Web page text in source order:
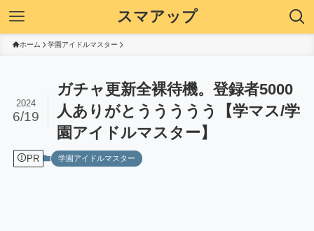
スマアップ
ホーム 学園アイドルマスター
ガチャ更新全裸待機。登録者5000
人ありがとううううう【学マス/学
園アイドルマスター】
2024
6/19
PR 学園アイドルマスター